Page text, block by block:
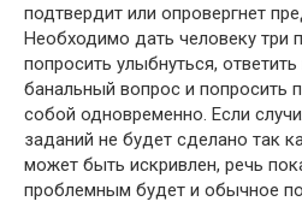
подтвердит или опровергнет
Необходимо дать человеку три
попросить улыбнуться,
банальный вопрос и попросить
собой одновременно. Если
заданий не будет сделано так
может быть искривлен, речь
проблемным будет и обычное